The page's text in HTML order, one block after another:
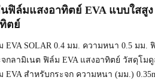
ฟิล์มแสงอาทิตย์ EVA แบบใสสู
ตย์
EVA SOLAR 0.4 มม. ความหนา 0.5 มม
จกลามิเนต ฟิล์ม EVA แสงอาทิตย์ วัสดุโม
EVA สำหรับกระจก ความหนา (มม.)